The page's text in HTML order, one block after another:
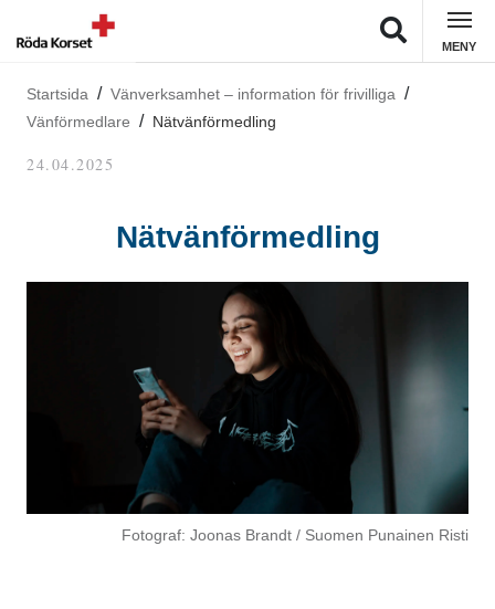
MENY
Startsida
Vänverksamhet – information för frivilliga
Vänförmedlare
Nätvänförmedling
24.04.2025
Nätvänförmedling
Fotograf: Joonas Brandt / Suomen Punainen Risti